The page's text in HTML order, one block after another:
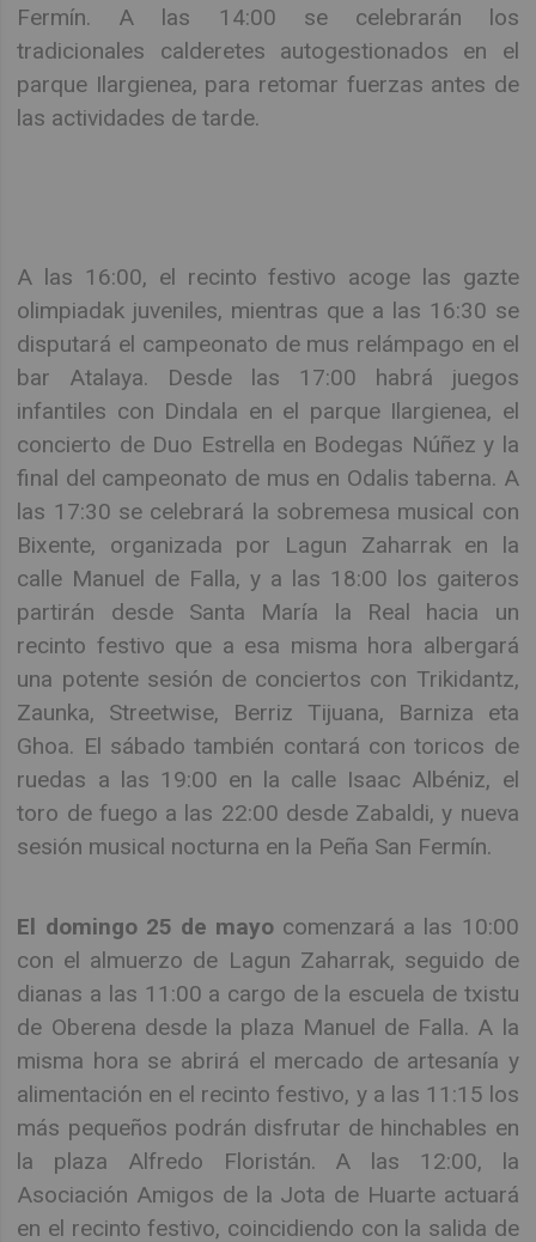
Fermín. A las 14:00 se celebrarán los
tradicionales calderetes autogestionados en el
parque Ilargienea, para retomar fuerzas antes de
las actividades de tarde.
A las 16:00, el recinto festivo acoge las gazte
olimpiadak juveniles, mientras que a las 16:30 se
disputará el campeonato de mus relámpago en el
bar Atalaya. Desde las 17:00 habrá juegos
infantiles con Dindala en el parque Ilargienea, el
concierto de Duo Estrella en Bodegas Núñez y la
final del campeonato de mus en Odalis taberna. A
las 17:30 se celebrará la sobremesa musical con
Bixente, organizada por Lagun Zaharrak en la
calle Manuel de Falla, y a las 18:00 los gaiteros
partirán desde Santa María la Real hacia un
recinto festivo que a esa misma hora albergará
una potente sesión de conciertos con Trikidantz,
Zaunka, Streetwise, Berriz Tijuana, Barniza eta
Ghoa. El sábado también contará con toricos de
ruedas a las 19:00 en la calle Isaac Albéniz, el
toro de fuego a las 22:00 desde Zabaldi, y nueva
sesión musical nocturna en la Peña San Fermín.
El domingo 25 de mayo comenzará a las 10:00
con el almuerzo de Lagun Zaharrak, seguido de
dianas a las 11:00 a cargo de la escuela de txistu
de Oberena desde la plaza Manuel de Falla. A la
misma hora se abrirá el mercado de artesanía y
alimentación en el recinto festivo, y a las 11:15 los
más pequeños podrán disfrutar de hinchables en
la plaza Alfredo Floristán. A las 12:00, la
Asociación Amigos de la Jota de Huarte actuará
en el recinto festivo, coincidiendo con la salida de